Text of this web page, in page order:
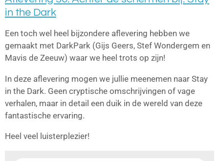
in the Dark
Een toch wel heel bijzondere aflevering hebben we
gemaakt met DarkPark (Gijs Geers, Stef Wondergem en
Mavis de Zeeuw) waar we heel trots op zijn!
In deze aflevering mogen we jullie meenemen naar Stay
in the Dark. Geen cryptische omschrijvingen of vage
verhalen, maar in detail een duik in de wereld van deze
fantastische ervaring.
Heel veel luisterplezier!